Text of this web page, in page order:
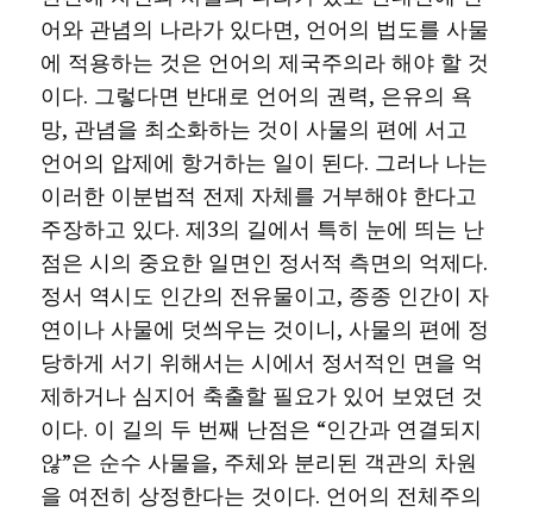
어와 관념의 나라가 있다면, 언어의 법도를 사물
에 적용하는 것은 언어의 제국주의라 해야 할 것
이다. 그렇다면 반대로 언어의 권력, 은유의 욕
망, 관념을 최소화하는 것이 사물의 편에 서고
언어의 압제에 항거하는 일이 된다. 그러나 나는
이러한 이분법적 전제 자체를 거부해야 한다고
주장하고 있다. 제3의 길에서 특히 눈에 띄는 난
점은 시의 중요한 일면인 정서적 측면의 억제다.
정서 역시도 인간의 전유물이고, 종종 인간이 자
연이나 사물에 덧씌우는 것이니, 사물의 편에 정
당하게 서기 위해서는 시에서 정서적인 면을 억
제하거나 심지어 축출할 필요가 있어 보였던 것
이다. 이 길의 두 번째 난점은 “인간과 연결되지
않”은 순수 사물을, 주체와 분리된 객관의 차원
을 여전히 상정한다는 것이다. 언어의 전체주의